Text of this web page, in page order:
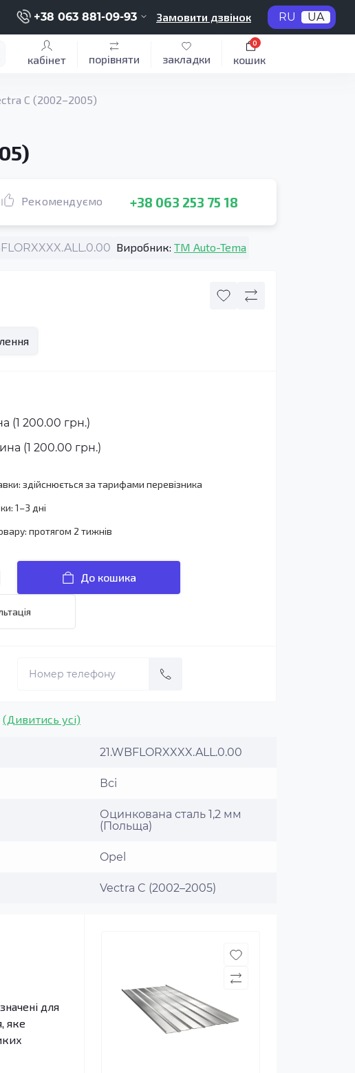
+38 063 881-09-93 Замовити дзвінок RU UA
кабінет порівняти закладки кошик
0
C (2002–2005)
Рекомендуємо +38 063 253 75 18
Виробник: TM Auto-Tema
(1 200.00 грн.)
(1 200.00 грн.)
здійснюється за тарифами перевізника
1–3 дні
протягом 2 тижнів
До кошика
(Дивитись усі)
21.WBFLORXXXX.ALL.0.00
Всі
Оцинкована сталь 1,2 мм
(Польща)
Opel
Vectra C (2002–2005)
для
яке